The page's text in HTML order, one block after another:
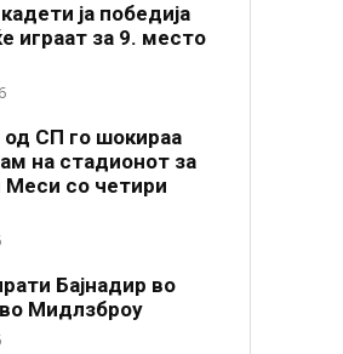
ја победија
играат за 9. место
од СП го шокираа
на стадионот за
Меси со четири
Бајнадир во
Мидлзброу